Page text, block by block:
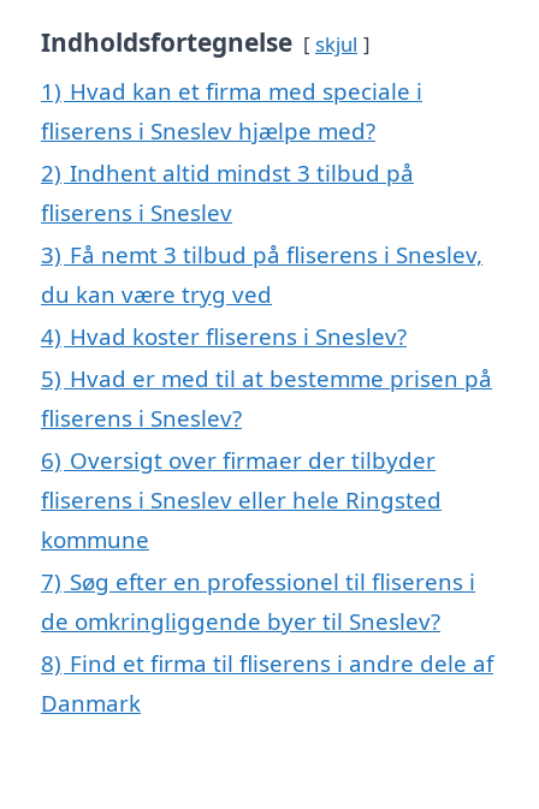
Indholdsfortegnelse skjul
1) Hvad kan et firma med speciale i
fliserens i Sneslev hjælpe med?
2) Indhent altid mindst 3 tilbud på
fliserens i Sneslev
3) Få nemt 3 tilbud på fliserens i Sneslev,
du kan være tryg ved
4) Hvad koster fliserens i Sneslev?
5) Hvad er med til at bestemme prisen på
fliserens i Sneslev?
6) Oversigt over firmaer der tilbyder
fliserens i Sneslev eller hele Ringsted
kommune
7) Søg efter en professionel til fliserens i
de omkringliggende byer til Sneslev?
8) Find et firma til fliserens i andre dele af
Danmark